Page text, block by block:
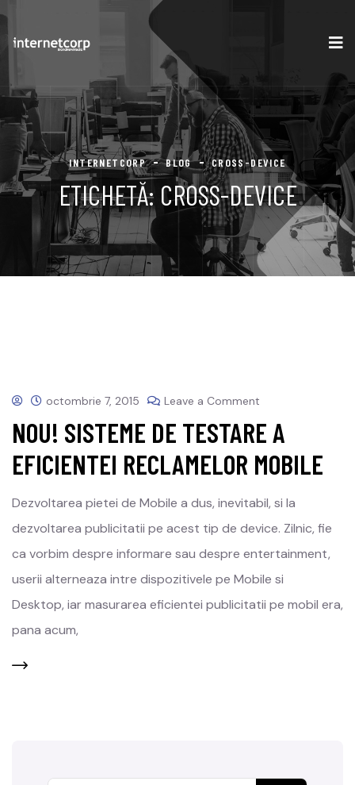
INTERNETCORP BLOG CROSS-DEVICE
ETICHETĂ: CROSS-DEVICE
octombrie 7, 2015 Leave a Comment
NOU! SISTEME DE TESTARE A
EFICIENTEI RECLAMELOR MOBILE
Dezvoltarea pietei de Mobile a dus, inevitabil, si la
dezvoltarea publicitatii pe acest tip de device. Zilnic, fie
ca vorbim despre informare sau despre entertainment,
userii alterneaza intre dispozitivele pe Mobile si
Desktop, iar masurarea eficientei publicitatii pe mobil era,
pana acum,